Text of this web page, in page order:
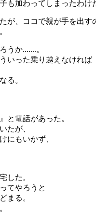
も加わってしまったわけ
が、ココで親が手を出す
うか.......。
いった乗り越えなければ
る。
と電話があった。
たが、
にもいかず、
した。
てやろうと
まる。